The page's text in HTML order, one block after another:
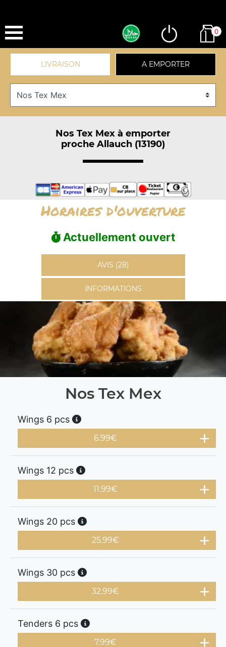
0
LIVRAISON A EMPORTER
Nos Tex Mex à emporter
proche Allauch (13190)
Horaires d'ouverture
Actuellement ouvert
AVIS (28)
INFORMATIONS
Nos Tex Mex
Wings 6 pcs
6.99€
Wings 12 pcs
11.99€
Wings 20 pcs
25.99€
Wings 30 pcs
32.99€
Tenders 6 pcs
7.99€